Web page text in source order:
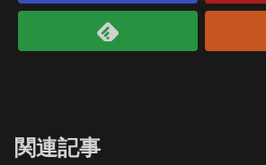
関連記事